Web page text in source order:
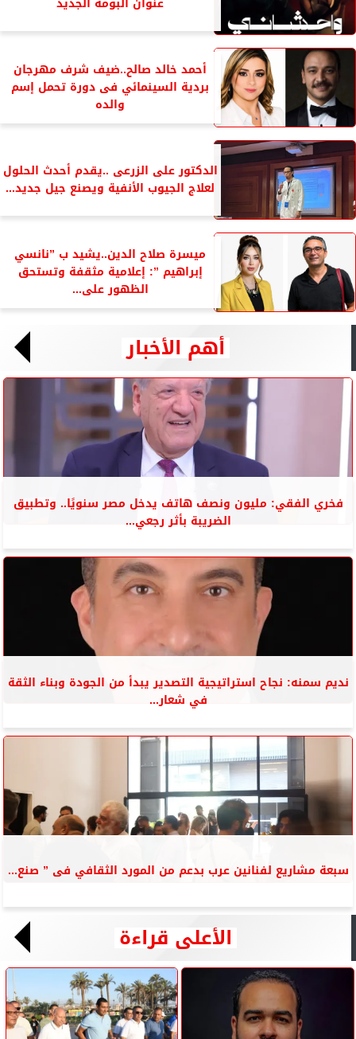
أحمد خالد صالح..ضيف شرف مهرجان
بردية السينمائي فى دورة تحمل إسم
والده
الدكتور على الزرعى ..يقدم أحدث الحلول
لعلاج الجيوب الأنفية ويصنع جيل جديد...
ميسرة صلاح الدين..يشيد ب ”نانسي
إبراهيم ”: إعلامية مثقفة وتستحق
الظهور على...
أهم الأخبار
فخري الفقي: مليون ونصف هاتف يدخل مصر سنويًا.. وتطبيق
الضريبة بأثر رجعي...
نديم سمنه: نجاح استراتيجية التصدير يبدأ من الجودة وبناء الثقة
في شعار...
سبعة مشاريع لفنانين عرب بدعم من المورد الثقافي فى ” صنع...
الأعلى قراءة